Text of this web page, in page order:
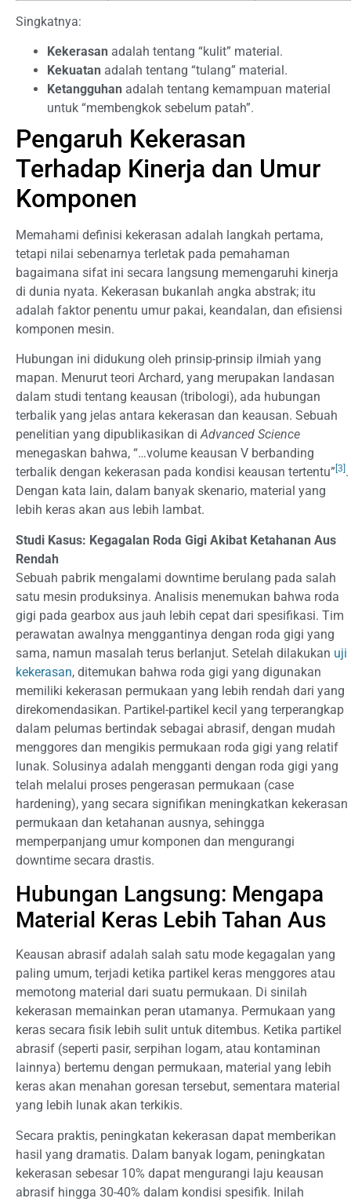
Singkatnya:
Kekerasan adalah tentang “kulit” material.
Kekuatan adalah tentang “tulang” material.
Ketangguhan adalah tentang kemampuan material
untuk “membengkok sebelum patah”.
Pengaruh Kekerasan
Terhadap Kinerja dan Umur
Komponen
Memahami definisi kekerasan adalah langkah pertama,
tetapi nilai sebenarnya terletak pada pemahaman
bagaimana sifat ini secara langsung memengaruhi kinerja
di dunia nyata. Kekerasan bukanlah angka abstrak; itu
adalah faktor penentu umur pakai, keandalan, dan efisiensi
komponen mesin.
Hubungan ini didukung oleh prinsip-prinsip ilmiah yang
mapan. Menurut teori Archard, yang merupakan landasan
dalam studi tentang keausan (tribologi), ada hubungan
terbalik yang jelas antara kekerasan dan keausan. Sebuah
penelitian yang dipublikasikan diAdvanced Science
menegaskan bahwa, “…volume keausan V berbanding
terbalik dengan kekerasan pada kondisi keausan tertentu” [3] .
Dengan kata lain, dalam banyak skenario, material yang
lebih keras akan aus lebih lambat.
Studi Kasus: Kegagalan Roda Gigi Akibat Ketahanan Aus
Rendah
Sebuah pabrik mengalami downtime berulang pada salah
satu mesin produksinya. Analisis menemukan bahwa roda
gigi pada gearbox aus jauh lebih cepat dari spesifikasi. Tim
perawatan awalnya menggantinya dengan roda gigi yang
sama, namun masalah terus berlanjut. Setelah dilakukan uji
kekerasan, ditemukan bahwa roda gigi yang digunakan
memiliki kekerasan permukaan yang lebih rendah dari yang
direkomendasikan. Partikel-partikel kecil yang terperangkap
dalam pelumas bertindak sebagai abrasif, dengan mudah
menggores dan mengikis permukaan roda gigi yang relatif
lunak. Solusinya adalah mengganti dengan roda gigi yang
telah melalui proses pengerasan permukaan (case
hardening), yang secara signifikan meningkatkan kekerasan
permukaan dan ketahanan ausnya, sehingga
memperpanjang umur komponen dan mengurangi
downtime secara drastis.
Hubungan Langsung: Mengapa
Material Keras Lebih Tahan Aus
Keausan abrasif adalah salah satu mode kegagalan yang
paling umum, terjadi ketika partikel keras menggores atau
memotong material dari suatu permukaan. Di sinilah
kekerasan memainkan peran utamanya. Permukaan yang
keras secara fisik lebih sulit untuk ditembus. Ketika partikel
abrasif (seperti pasir, serpihan logam, atau kontaminan
lainnya) bertemu dengan permukaan, material yang lebih
keras akan menahan goresan tersebut, sementara material
yang lebih lunak akan terkikis.
Secara praktis, peningkatan kekerasan dapat memberikan
hasil yang dramatis. Dalam banyak logam, peningkatan
kekerasan sebesar 10% dapat mengurangi laju keausan
abrasif hingga 30-40% dalam kondisi spesifik. Inilah